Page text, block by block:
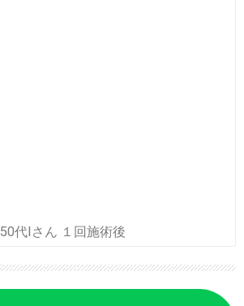
50代Iさん １回施術後